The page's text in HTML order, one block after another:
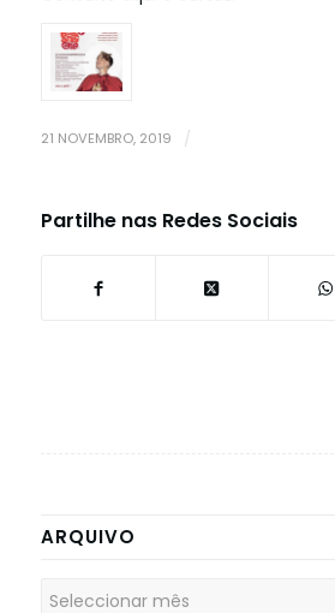
21 NOVEMBRO, 2019 /
Partilhe nas Redes Sociais
ARQUIVO